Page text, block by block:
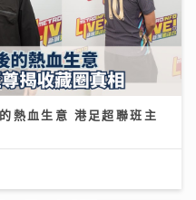
熱血生意 港足超聯班主